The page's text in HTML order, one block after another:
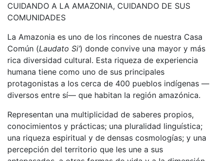
CUIDANDO A LA AMAZONIA, CUIDANDO DE SUS
COMUNIDADES
La Amazonia es uno de los rincones de nuestra Casa
Común (Laudato Si’) donde convive una mayor y más
rica diversidad cultural. Esta riqueza de experiencia
humana tiene como uno de sus principales
protagonistas a los cerca de 400 pueblos indígenas —
diversos entre sí— que habitan la región amazónica.
Representan una multiplicidad de saberes propios,
conocimientos y prácticas; una pluralidad linguística;
una riqueza espiritual y de densas cosmologías; y una
percepción del territorio que les une a sus